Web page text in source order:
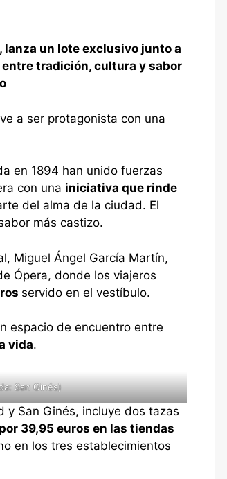
lanza un lote exclusivo junto a
tradición, cultura y sabor
a ser protagonista con una
en 1894 han unido fuerzas
con una iniciativa que rinde
del alma de la ciudad. El
más castizo.
Miguel Ángel García Martín,
Ópera, donde los viajeros
servido en el vestíbulo.
espacio de encuentro entre
vida.
San Ginés)
y San Ginés, incluye dos tazas
39,95 euros en las tiendas
en los tres establecimientos